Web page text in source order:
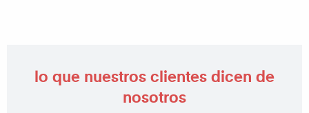
lo que nuestros clientes dicen de
nosotros